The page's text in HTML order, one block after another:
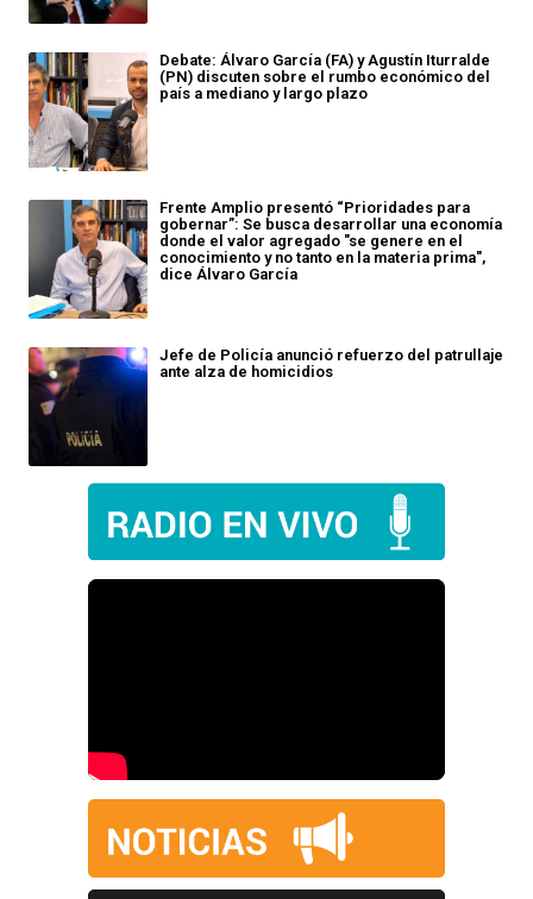
Debate: Álvaro García (FA) y Agustín Iturralde
(PN) discuten sobre el rumbo económico del
país a mediano y largo plazo
Frente Amplio presentó “Prioridades para
gobernar”: Se busca desarrollar una economía
donde el valor agregado "se genere en el
conocimiento y no tanto en la materia prima",
dice Álvaro García
Jefe de Policía anunció refuerzo del patrullaje
ante alza de homicidios